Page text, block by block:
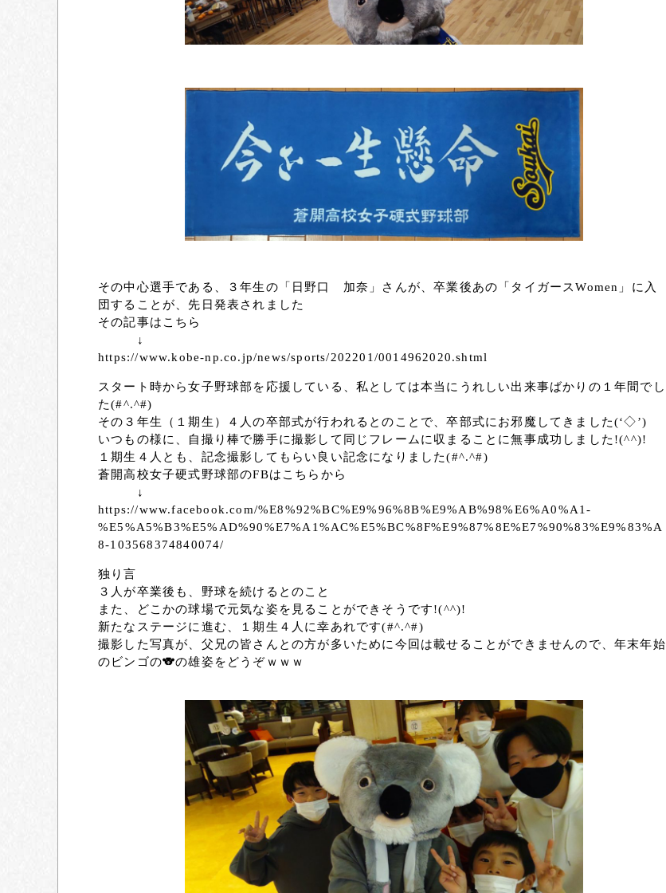
その中心選手である、３年生の「日野口 加奈」さんが、卒業後あの「タイガースWomen」に入
団することが、先日発表されました
その記事はこちら
↓
https://www.kobe-np.co.jp/news/sports/202201/0014962020.shtml
スタート時から女子野球部を応援している、私としては本当にうれしい出来事ばかりの１年間でし
た(#^.^#)
その３年生（１期生）４人の卒部式が行われるとのことで、卒部式にお邪魔してきました(‘◇’)ゞ
いつもの様に、自撮り棒で勝手に撮影して同じフレームに収まることに無事成功しました!(^^)!
１期生４人とも、記念撮影してもらい良い記念になりました(#^.^#)
蒼開高校女子硬式野球部のFBはこちらから
↓
https://www.facebook.com/%E8%92%BC%E9%96%8B%E9%AB%98%E6%A0%A1-
%E5%A5%B3%E5%AD%90%E7%A1%AC%E5%BC%8F%E9%87%8E%E7%90%83%E9%83%A
8-103568374840074/
独り言
３人が卒業後も、野球を続けるとのこと
また、どこかの球場で元気な姿を見ることができそうです!(^^)!
新たなステージに進む、１期生４人に幸あれです(#^.^#)
撮影した写真が、父兄の皆さんとの方が多いために今回は載せることができませんので、年末年始
のビンゴの🐨の雄姿をどうぞｗｗｗ